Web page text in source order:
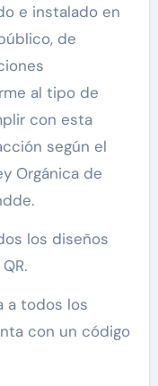
e instalado en
de
al tipo de
con esta
según el
Orgánica de
los diseños
a todos los
con un código